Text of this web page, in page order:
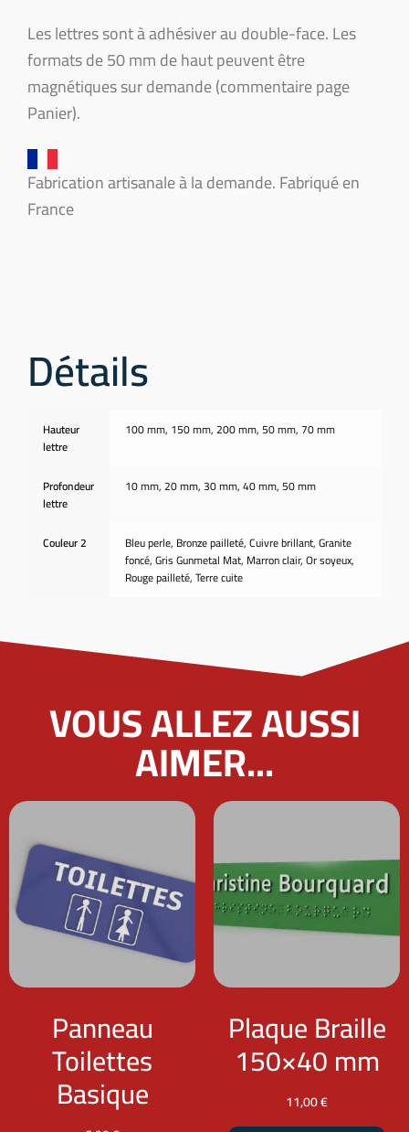
Les lettres sont à adhésiver au double-face. Les
formats de 50 mm de haut peuvent être
magnétiques sur demande (commentaire page
Panier).
Fabrication artisanale à la demande. Fabriqué en
France
Détails
Hauteur
lettre
100 mm, 150 mm, 200 mm, 50 mm, 70 mm
Profondeur
lettre
10 mm, 20 mm, 30 mm, 40 mm, 50 mm
Couleur 2
Bleu perle, Bronze pailleté, Cuivre brillant, Granite
foncé, Gris Gunmetal Mat, Marron clair, Or soyeux,
Rouge pailleté, Terre cuite
VOUS ALLEZ AUSSI
AIMER...
Panneau
Toilettes
Basique
Plaque Braille
150×40 mm
11,00€